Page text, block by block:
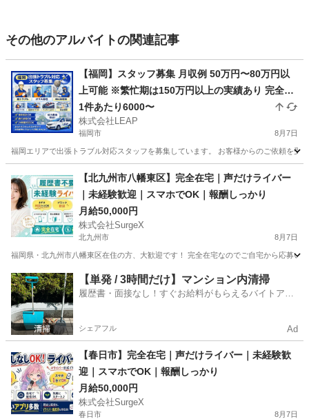
その他のアルバイトの関連記事
【福岡】スタッフ募集 月収例 50万円〜80万円以
上可能 ※繁忙期は150万円以上の実績あり 完全出
来高制 1件あたり平均10,000円 1日2〜7件程度の
対応 日収目安：20,000円〜70,000円
1件あたり6000〜
株式会社LEAP
福岡市 8月7日
福岡エリアで出張トラブル対応スタッフを募集しています。 お客様からのご依頼を
その他 スタッフ
【北九州市八幡東区】完全在宅｜声だけライバー
｜未経験歓迎｜スマホでOK｜報酬しっかり
月給50,000円
株式会社SurgeX
北九州市 8月7日
福岡県・北九州市八幡東区在住の方、大歓迎です！ 完全在宅なのでご自宅から応募
福岡 北九州市 その他 ライバー
【単発 / 3時間だけ】マンション内清掃
履歴書・面接なし！すぐお給料がもらえるバイトアプ
シェアフル Ad
【春日市】完全在宅｜声だけライバー｜未経験歓
迎｜スマホでOK｜報酬しっかり
月給50,000円
株式会社SurgeX
春日市 8月7日